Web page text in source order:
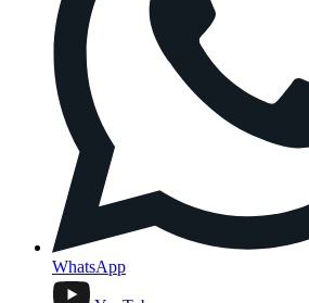
WhatsApp